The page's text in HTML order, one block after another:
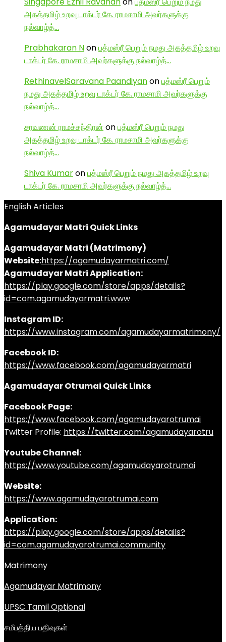
அகத்தமிழ் உறவு டாக்டர் கே. ராமசாமி அவர்களுக்கு
நல்வாழ்த்…
Prabhakaran Nonபத்மஸ்ரீ பெறும் நமது அகத்தமிழ் உறவு
டாக்டர் கே. ராமசாமி அவர்களுக்கு நல்வாழ்த்…
RethinavelSaravana Paandiyanonபத்மஸ்ரீ பெறும்
நமது அகத்தமிழ் உறவு டாக்டர் கே. ராமசாமி அவர்களுக்கு
நல்வாழ்த்…
சரவணன் ராமச்சந்திரன் onபத்மஸ்ரீ பெறும் நமது
அகத்தமிழ் உறவு டாக்டர் கே. ராமசாமி அவர்களுக்கு
நல்வாழ்த்…
Shiva Kumaronபத்மஸ்ரீ பெறும் நமது அகத்தமிழ் உறவு
டாக்டர் கே. ராமசாமி அவர்களுக்கு நல்வாழ்த்…
English Articles
Agamudayar Matri Quick Links
Agamudayar Matri (Matrimony)
Website:https://agamudayarmatri.com/
Agamudayar Matri Application:
https://play.google.com/store/apps/details?
id=com.agamudayarmatri.www
Instagram ID:
https://www.instagram.com/agamudayarmatrimony/
Facebook ID:
https://www.facebook.com/agamudayarmatri
Agamudayar Otrumai Quick Links
Facebook Page:
https://www.facebook.com/agamudayarotrumai
Twitter Profile: https://twitter.com/agamudayarotru
Youtube Channel:
https://www.youtube.com/agamudayarotrumai
Website:
https://www.agamudayarotrumai.com
Application:
https://play.google.com/store/apps/details?
id=com.agamudayarotrumai.community
Matrimony
Agamudayar Matrimony
UPSC Tamil Optional
சமீபத்திய பதிவுகள்